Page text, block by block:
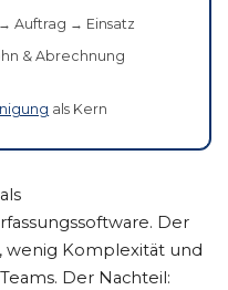
Auftrag → Einsatz
& Abrechnung
als Kern
Der
wenig Komplexität und
Der Nachteil: